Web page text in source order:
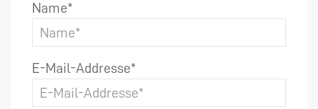
Name*
E-Mail-Addresse*